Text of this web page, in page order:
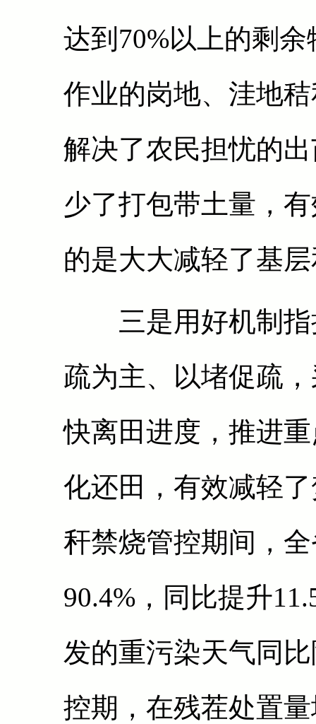
达到70%以上的剩
作业的岗地、洼地
解决了农民担忧的
少了打包带土量，
的是大大减轻了基
三是用好机制指
疏为主、以堵促疏
快离田进度，推进
化还田，有效减轻
秆禁烧管控期间，
90.4%，同比提升
发的重污染天气同
控期，在残茬处置